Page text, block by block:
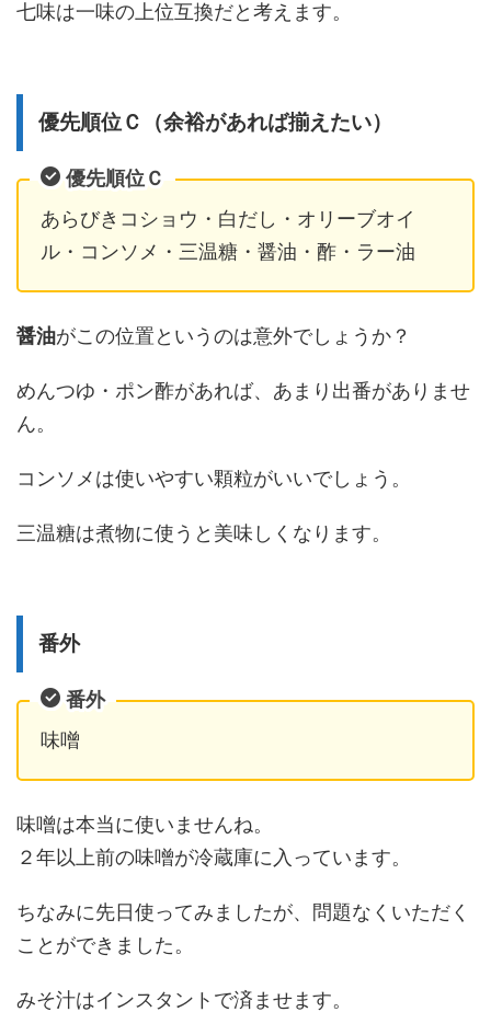
七味は一味の上位互換だと考えます。
優先順位Ｃ（余裕があれば揃えたい）
優先順位Ｃ
あらびきコショウ・白だし・オリーブオイ
ル・コンソメ・三温糖・醤油・酢・ラー油
醤油がこの位置というのは意外でしょうか？
めんつゆ・ポン酢があれば、あまり出番がありませ
ん。
コンソメは使いやすい顆粒がいいでしょう。
三温糖は煮物に使うと美味しくなります。
番外
番外
味噌
味噌は本当に使いませんね。
２年以上前の味噌が冷蔵庫に入っています。
ちなみに先日使ってみましたが、問題なくいただく
ことができました。
みそ汁はインスタントで済ませます。